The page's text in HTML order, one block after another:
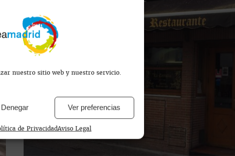
nuestro sitio web y nuestro servicio.
Denegar Ver preferencias
de PrivacidadAviso Legal